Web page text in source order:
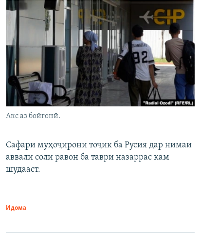
Акс аз бойгонӣ.
Сафари муҳоҷирони тоҷик ба Русия дар нимаи
аввали соли равон ба таври назаррас кам
шудааст.
Идома